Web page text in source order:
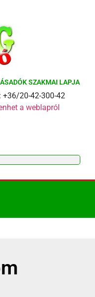
SZAKMAI LAPJA
20-42-300-42
a weblapról